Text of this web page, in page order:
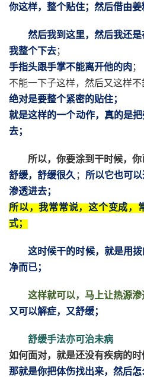
你这样，整个贴住；然后借由姜
然后我到这里，然后我还
我整个下去；
手指头跟手掌不能离开他的肉 ；
不能一下子这样，然后又这样不
绝对是要整个紧密的贴住；
就是这样的一个动作，真的是
去；
所以，你要涂到干时候，你
舒缓，舒缓很久 ； 所以它也可
渗透进去；
所以，我常常说，这个变成，
式；
这时候干的时候，就是用
净而已；
这样就可以，马上让热源渗
又可以解症，又舒缓；
舒缓手法亦可治未病
如何面对，就是还没有疾病的时
那就是你把体伤找出来，然后怎